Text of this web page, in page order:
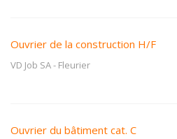
Ouvrier de la construction H/F
VD Job SA- Fleurier
Ouvrier du bâtiment cat. C